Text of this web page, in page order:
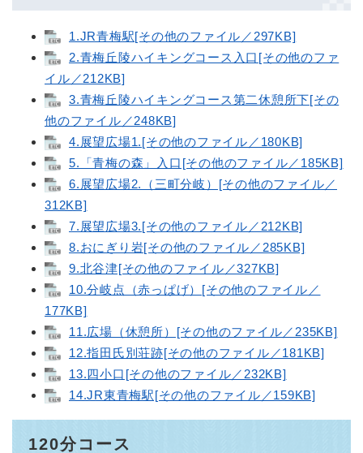
1.JR青梅駅[その他のファイル／297KB]
2.青梅丘陵ハイキングコース入口[その他のファ
イル／212KB]
3.青梅丘陵ハイキングコース第二休憩所下[その
他のファイル／248KB]
4.展望広場1.[その他のファイル／180KB]
5.「青梅の森」入口[その他のファイル／185KB]
6.展望広場2.（三町分岐）[その他のファイル／
312KB]
7.展望広場3.[その他のファイル／212KB]
8.おにぎり岩[その他のファイル／285KB]
9.北谷津[その他のファイル／327KB]
10.分岐点（赤っぱげ）[その他のファイル／
177KB]
11.広場（休憩所）[その他のファイル／235KB]
12.指田氏別荘跡[その他のファイル／181KB]
13.四小口[その他のファイル／232KB]
14.JR東青梅駅[その他のファイル／159KB]
120分コース